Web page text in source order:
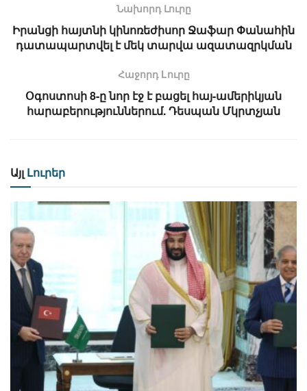
Նախորդ Լուրը
Իրանցի հայտնի կինոռեժիսոր Ջաֆար Փանահին
դատապարտվել է մեկ տարվա ազատազրկման
Հաջորդ Lուրը
Օգոստոսի 8-ը նոր էջ է բացել հայ-ամերիկյան
հարաբերություններում. Դեսպան Մկրտչյան
Այլ Լուրեր